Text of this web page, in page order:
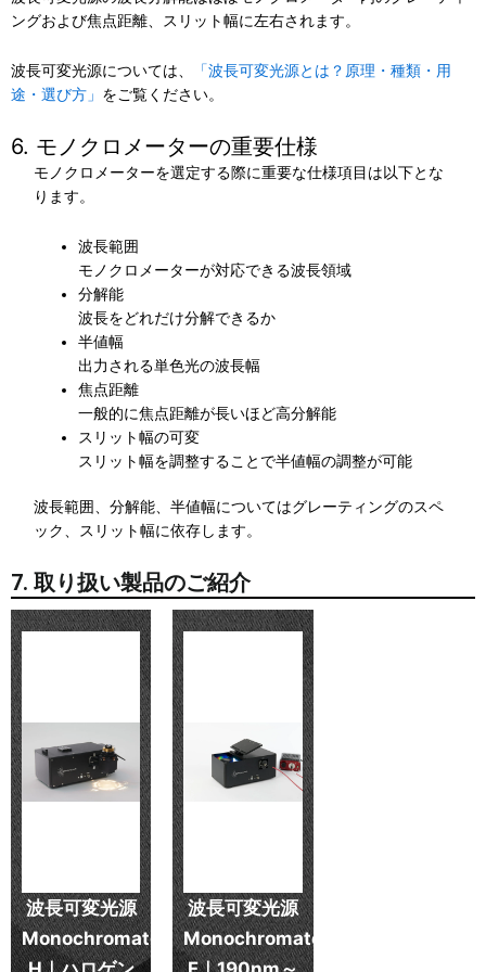
ングおよび焦点距離、スリット幅に左右されます。
波長可変光源については、
「波長可変光源とは？原理・種類・用
途・選び方」 をご覧ください。
6. モノクロメーターの重要仕様
モノクロメーターを選定する際に重要な仕様項目は以下とな
ります。
波長範囲
モノクロメーターが対応できる波長領域
分解能
波長をどれだけ分解できるか
半値幅
出力される単色光の波長幅
焦点距離
一般的に焦点距離が長いほど高分解能
スリット幅の可変
スリット幅を調整することで半値幅の調整が可能
波長範囲、分解能、半値幅についてはグレーティングのスペ
ック、スリット幅に依存します。
7. 取り扱い製品のご紹介
波長可変光源
Monochromator-
波長可変光源
Monochromator-